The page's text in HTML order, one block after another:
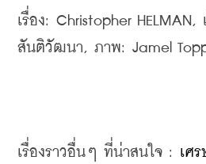
เรื่อง: Christopher HELMAN,
สันติวัฒนา, ภาพ: Jamel
เรื่องราวอื่นๆ ที่น่าสนใจ : เศ